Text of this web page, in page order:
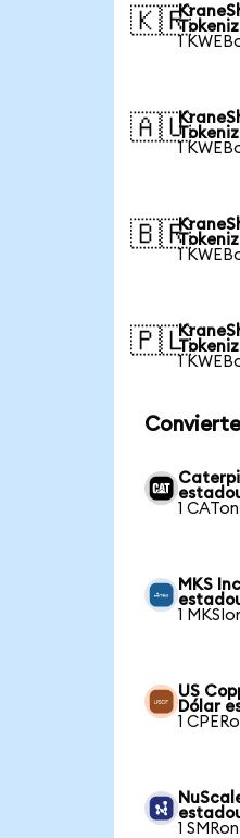
🇰🇷
1
🇦🇺
1
🇧🇷
1
🇵🇱
1
1
MKS
1
US
Dólar
1
1